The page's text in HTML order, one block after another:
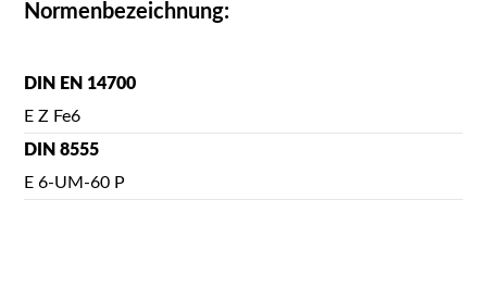
Normenbezeichnung:
DIN EN 14700
E Z Fe6
DIN 8555
E 6-UM-60 P